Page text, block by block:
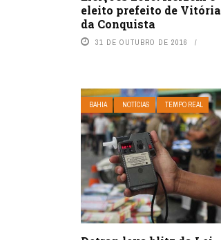
eleito prefeito de Vitória
da Conquista
31 DE OUTUBRO DE 2016
BAHIA NOTÍCIAS TEMPO REAL